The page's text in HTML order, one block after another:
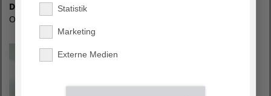
Dr. med. (TR) Yasemin Uluyurt-Babacan
Oberärztin
Statistik
Marketing
Externe Medien